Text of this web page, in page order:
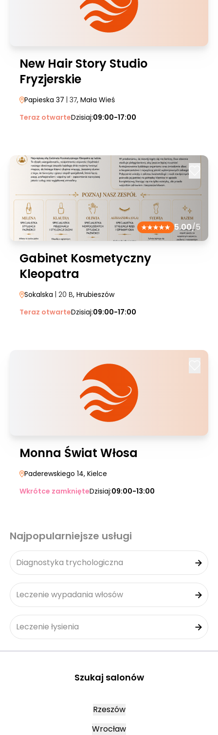
New Hair Story Studio
Fryzjerskie
Papieska 37 | 37, Mała Wieś
Teraz otwarteDzisiaj:09:00-17:00
5.00/5
Gabinet Kosmetyczny
Kleopatra
Sokalska | 20 B, Hrubieszów
Teraz otwarteDzisiaj:09:00-17:00
Monna Świat Włosa
Paderewskiego 14, Kielce
Wkrótce zamknięteDzisiaj:09:00-13:00
Najpopularniejsze usługi
Diagnostyka trychologiczna
Leczenie wypadania włosów
Leczenie łysienia
Szukaj salonów
Rzeszów
Wrocław